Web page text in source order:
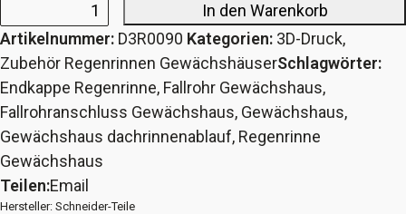
Set
Fallrohranschlüsse
&
Endkappen
Regenrinne
Gewächshaus
30/15x25
Menge
In den Warenkorb
Artikelnummer: D3R0090 Kategorien: 3D-Druck,
Zubehör Regenrinnen GewächshäuserSchlagwörter:
Endkappe Regenrinne, Fallrohr Gewächshaus,
Fallrohranschluss Gewächshaus, Gewächshaus,
Gewächshaus dachrinnenablauf, Regenrinne
Gewächshaus
Teilen:Email
Hersteller: Schneider-Teile